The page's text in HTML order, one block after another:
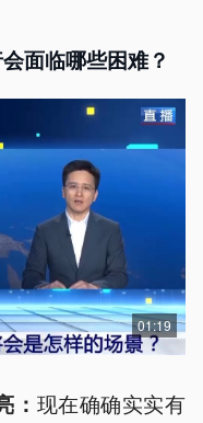
面临哪些困难？
01:19
： 现在确确实实有